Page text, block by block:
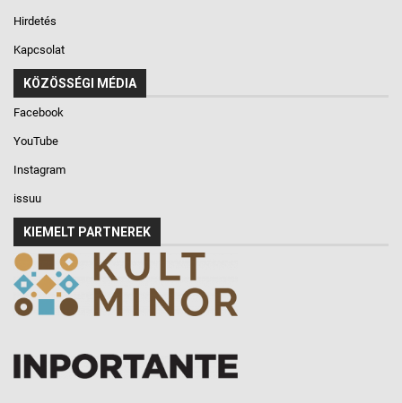
Hirdetés
Kapcsolat
KÖZÖSSÉGI MÉDIA
Facebook
YouTube
Instagram
issuu
KIEMELT PARTNEREK